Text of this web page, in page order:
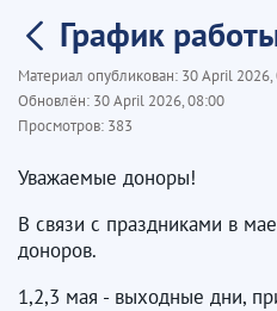
График
Материал опубликован: 30 April 2026,
Обновлён: 30 April 2026, 08:00
Просмотров: 383
Уважаемые доноры!
В связи с праздниками в
доноров.
1,2,3 мая - выходные дни,